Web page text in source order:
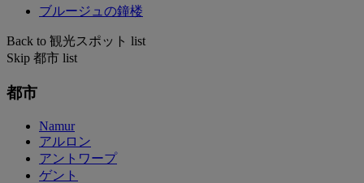
ブルージュの鐘楼
Back to 観光スポット list
Skip 都市 list
都市
Namur
アルロン
アントワープ
ゲント